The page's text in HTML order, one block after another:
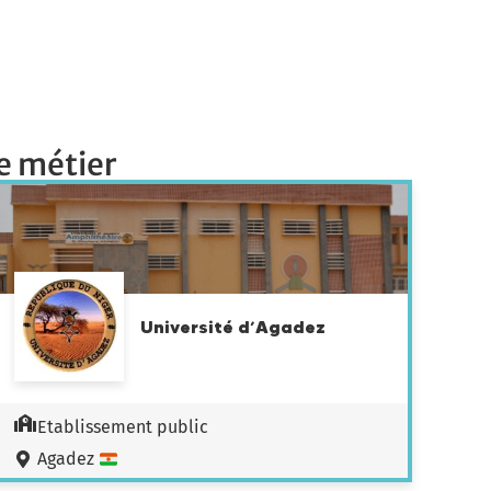
métier
Université d’Agadez
Etablissement public
Agadez